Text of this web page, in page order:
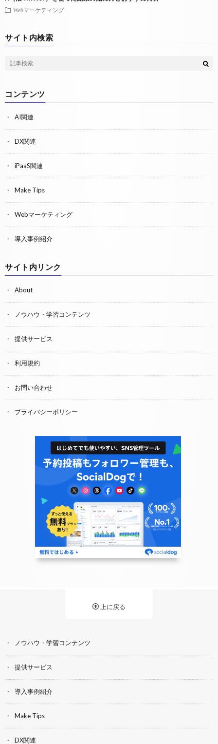
Webマーケティング
サイト内検索
コンテンツ
AI関連
DX関連
iPaaS関連
Make Tips
Webマーケティング
導入事例紹介
サイト内リンク
About
ノウハウ・学習コンテンツ
提供サービス
利用規約
お問い合わせ
プライバシーポリシー
上に戻る
ノウハウ・学習コンテンツ
提供サービス
導入事例紹介
Make Tips
DX関連